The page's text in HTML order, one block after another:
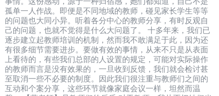
孤单一人作战。即便是不同地域的教师，碰见家长学生等等
的问题也大同小异。听着各分中心的教师分享，有时反观自
己的问题，也就不觉得是什么大问题了。 十多年来，我们已
逐步建立起教师培训的机制，然而我不敢满足于此，因为还
有很多细节需要进步。要做有效的事情，从来不只是从表面
上看待的，有些我们总部的人设置的规定，可能对实际操作
的教师而言是没有效果的，一旦收到反馈，我们就会检讨甚
至取消一些不必要的制度。因此我们很注重与教师们之间的
互动和个案分享，这些环节就像家庭会议一样，坦然而温